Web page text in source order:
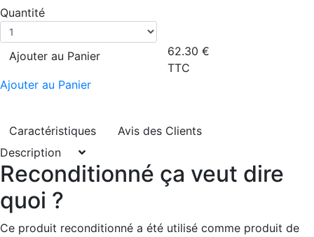
Quantité
Ajouter au Panier
Ajouter au Panier
62.30 €
TTC
Caractéristiques
Avis des Clients
Description
Reconditionné ça veut dire
quoi ?
Ce produit reconditionné a été utilisé comme produit de